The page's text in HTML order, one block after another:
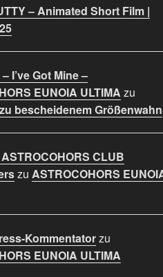
– Animated Short Film |
I’ve Got Mine –
EUNOIA ULTIMA zu
bescheidenem Größenwahn
CLUB
zu ASTROCOHORS
Kommentatorzu
EUNOIA ULTIMA